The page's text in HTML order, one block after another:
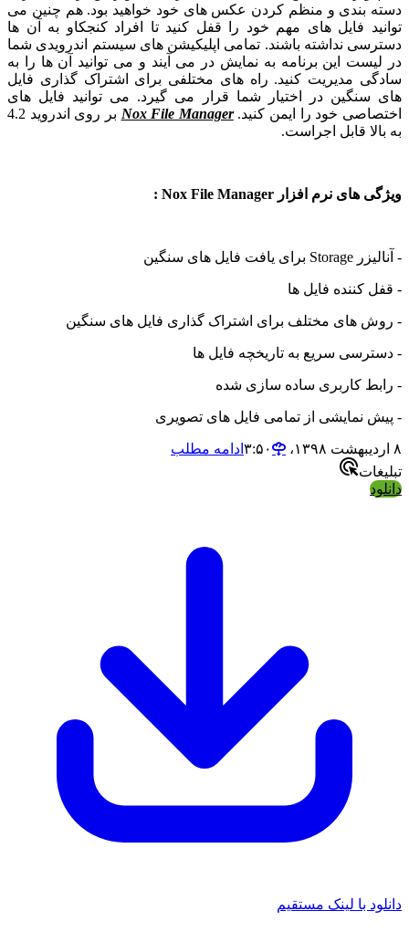
دسته بندی و منظم کردن عکس های خود خواهید بود. هم چنین می
توانید فایل های مهم خود را قفل کنید تا افراد کنجکاو به آن ها
دسترسی نداشته باشند. تمامی اپلیکیشن های سیستم اندرویدی شما
در لیست این برنامه به نمایش در می آیند و می توانید آن ها را به
سادگی مدیریت کنید. راه های مختلفی برای اشتراک گذاری فایل
های سنگین در اختیار شما قرار می گیرد. می توانید فایل های
اختصاصی خود را ایمن کنید.Nox File Manager
بر روی اندروید 4.2
به بالا قابل اجراست.
ویژگی های نرم افزار Nox File Manager :
- آنالیزر Storage برای یافت فایل های سنگین
- قفل کننده فایل ها
- روش های مختلف برای اشتراک گذاری فایل های سنگین
- دسترسی سریع به تاریخچه فایل ها
- رابط کاربری ساده سازی شده
- پیش نمایشی از تمامی فایل های تصویری
۸ اردیبهشت ۱۳۹۸،‏ ۳:۵۰
ادامه مطلب
تبلیغات
دانلود
دانلود با لینک مستقیم